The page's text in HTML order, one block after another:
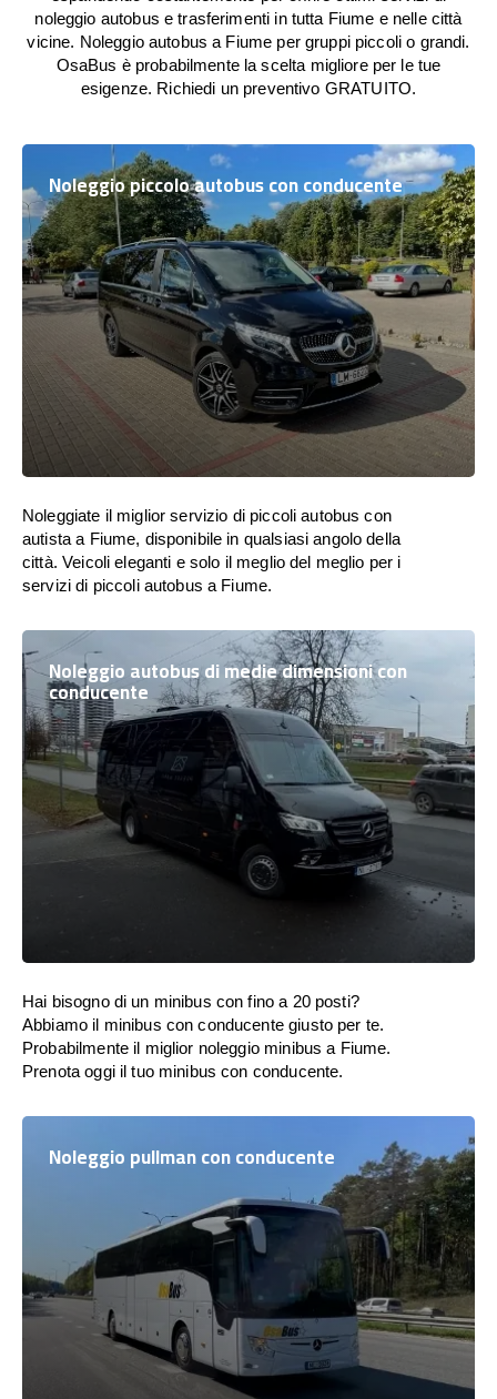
noleggio autobus e trasferimenti in tutta Fiume e nelle città
vicine. Noleggio autobus a Fiume per gruppi piccoli o grandi.
OsaBus è probabilmente la scelta migliore per le tue
esigenze. Richiedi un preventivo GRATUITO.
Noleggio piccolo autobus con conducente
Noleggiate il miglior servizio di piccoli autobus con
autista a Fiume, disponibile in qualsiasi angolo della
città. Veicoli eleganti e solo il meglio del meglio per i
servizi di piccoli autobus a Fiume.
Noleggio autobus di medie dimensioni con
conducente
Hai bisogno di un minibus con fino a 20 posti?
Abbiamo il minibus con conducente giusto per te.
Probabilmente il miglior noleggio minibus a Fiume.
Prenota oggi il tuo minibus con conducente.
Noleggio pullman con conducente